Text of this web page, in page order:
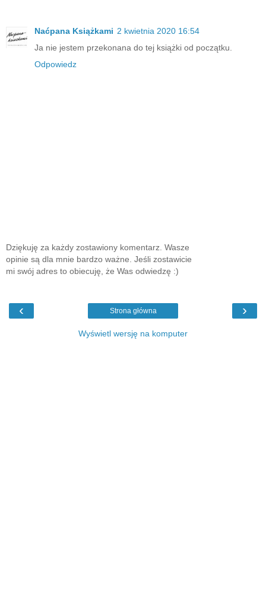
Naćpana Książkami 2 kwietnia 2020 16:54
Ja nie jestem przekonana do tej książki od początku.
Odpowiedz
Dziękuję za każdy zostawiony komentarz. Wasze
opinie są dla mnie bardzo ważne. Jeśli zostawicie
mi swój adres to obiecuję, że Was odwiedzę :)
‹ ›
Strona główna
Wyświetl wersję na komputer